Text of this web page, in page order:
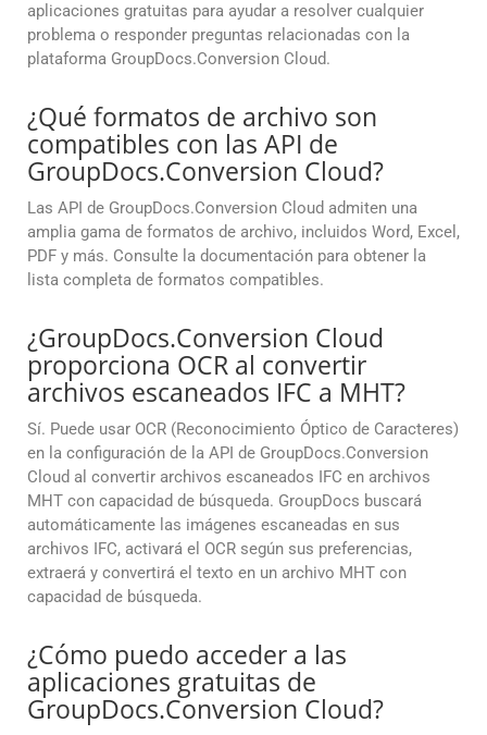
aplicaciones gratuitas para ayudar a resolver cualquier
problema o responder preguntas relacionadas con la
plataforma GroupDocs.Conversion Cloud.
¿Qué formatos de archivo son
compatibles con las API de
GroupDocs.Conversion Cloud?
Las API de GroupDocs.Conversion Cloud admiten una
amplia gama de formatos de archivo, incluidos Word, Excel,
PDF y más. Consulte la documentación para obtener la
lista completa de formatos compatibles.
¿GroupDocs.Conversion Cloud
proporciona OCR al convertir
archivos escaneados IFC a MHT?
Sí. Puede usar OCR (Reconocimiento Óptico de Caracteres)
en la configuración de la API de GroupDocs.Conversion
Cloud al convertir archivos escaneados IFC en archivos
MHT con capacidad de búsqueda. GroupDocs buscará
automáticamente las imágenes escaneadas en sus
archivos IFC, activará el OCR según sus preferencias,
extraerá y convertirá el texto en un archivo MHT con
capacidad de búsqueda.
¿Cómo puedo acceder a las
aplicaciones gratuitas de
GroupDocs.Conversion Cloud?